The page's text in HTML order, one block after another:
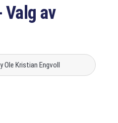
Valg av
Ole Kristian Engvoll